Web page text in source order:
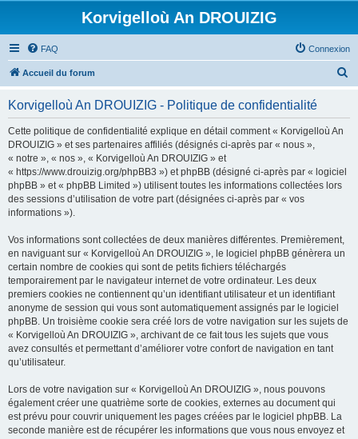
Korvigelloù An DROUIZIG
FAQ Connexion
Accueil du forum
Korvigelloù An DROUIZIG - Politique de confidentialité
Cette politique de confidentialité explique en détail comment « Korvigelloù An
DROUIZIG » et ses partenaires affiliés (désignés ci-après par « nous »,
« notre », « nos », « Korvigelloù An DROUIZIG » et
« https://www.drouizig.org/phpBB3 ») et phpBB (désigné ci-après par « logiciel
phpBB » et « phpBB Limited ») utilisent toutes les informations collectées lors
des sessions d’utilisation de votre part (désignées ci-après par « vos
informations »).
Vos informations sont collectées de deux manières différentes. Premièrement,
en naviguant sur « Korvigelloù An DROUIZIG », le logiciel phpBB génèrera un
certain nombre de cookies qui sont de petits fichiers téléchargés
temporairement par le navigateur internet de votre ordinateur. Les deux
premiers cookies ne contiennent qu’un identifiant utilisateur et un identifiant
anonyme de session qui vous sont automatiquement assignés par le logiciel
phpBB. Un troisième cookie sera créé lors de votre navigation sur les sujets de
« Korvigelloù An DROUIZIG », archivant de ce fait tous les sujets que vous
avez consultés et permettant d’améliorer votre confort de navigation en tant
qu’utilisateur.
Lors de votre navigation sur « Korvigelloù An DROUIZIG », nous pouvons
également créer une quatrième sorte de cookies, externes au document qui
est prévu pour couvrir uniquement les pages créées par le logiciel phpBB. La
seconde manière est de récupérer les informations que vous nous envoyez et